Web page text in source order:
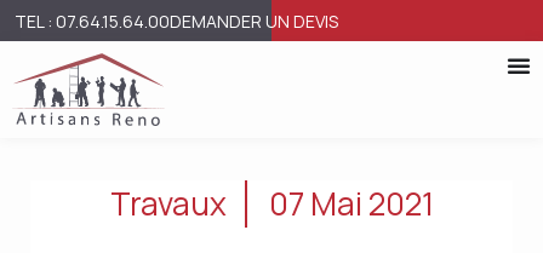
TEL : 07.64.15.64.00DEMANDER UN DEVIS
Travaux 07 Mai 2021